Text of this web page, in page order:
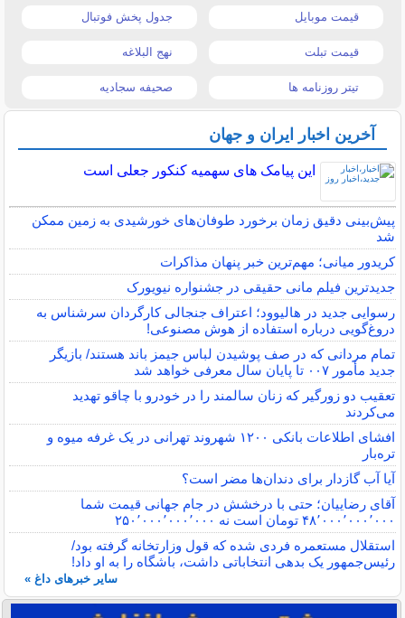
قیمت موبایل جدول پخش فوتبال
قیمت تبلت نهج البلاغه
تیتر روزنامه ها صحیفه سجادیه
آخرین اخبار ایران و جهان
این پیامک های سهمیه کنکور جعلی است
پیش‌بینی دقیق زمان برخورد طوفان‌های خورشیدی به زمین ممکن
شد
کریدور میانی؛ مهم‌ترین خبر پنهان مذاکرات
جدیدترین فیلم مانی حقیقی در جشنواره نیویورک
رسوایی جدید در هالیوود؛ اعتراف جنجالی کارگردان سرشناس به
دروغ‌گویی درباره استفاده از هوش مصنوعی!
تمام مردانی که در صف پوشیدن لباس جیمز باند هستند/ بازیگر
جدید مأمور ۰۰۷ تا پایان سال معرفی خواهد شد
تعقیب دو زورگیر که زنان سالمند را در خودرو با چاقو تهدید
می‌کردند
افشای اطلاعات بانکی ۱۲۰۰ شهروند تهرانی در یک غرفه میوه و
تره‌بار
آیا آب گازدار برای دندان‌ها مضر است؟
آقای رضاییان؛ حتی با درخشش در جام جهانی قیمت شما
۴۸٬۰۰۰٬۰۰۰٬۰۰۰ تومان است نه ۲۵۰٬۰۰۰٬۰۰۰٬۰۰۰
استقلال مستعمره فردی شده که قول وزارتخانه گرفته بود/
رئیس‌جمهور یک بدهی انتخاباتی داشت، باشگاه را به او داد!
سایر خبرهای داغ »